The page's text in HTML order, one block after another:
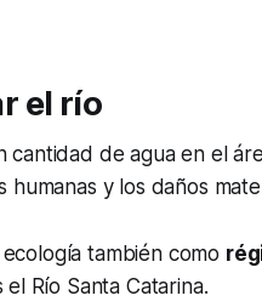
el río
cantidad de agua en el
y los daños
también como
Río Santa Catarina.